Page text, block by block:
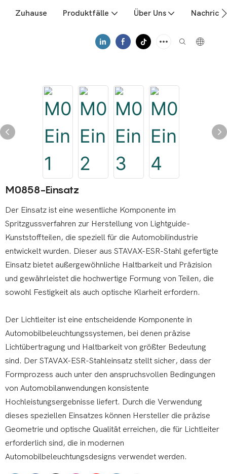
Zuhause Produktfälle Über Uns
M0858-Einsatz
Der Einsatz ist eine wesentliche Komponente im
Spritzgussverfahren zur Herstellung von Lightguide-
Kunststoffteilen, die speziell für die Automobilindustrie
entwickelt wurden. Dieser aus STAVAX-ESR-Stahl gefertigte
Einsatz bietet außergewöhnliche Haltbarkeit und Präzision
und gewährleistet die hochwertige Formung von Teilen, die
sowohl Festigkeit als auch optische Klarheit erfordern.
Der Lichtleiter ist eine entscheidende Komponente in
Automobilbeleuchtungssystemen, bei denen präzise
Lichtübertragung und Haltbarkeit von größter Bedeutung
sind. Der STAVAX-ESR-Stahleinsatz stellt sicher, dass der
Formprozess auch unter den anspruchsvollen Bedingungen
von Automobilanwendungen konsistente
Hochleistungsergebnisse liefert. Durch die Verwendung
dieses speziellen Einsatzes können Hersteller die präzise
Geometrie und optische Qualität erreichen, die für Lichtleiter
erforderlich sind, die in modernen
Automobilbeleuchtungsdesigns verwendet werden.